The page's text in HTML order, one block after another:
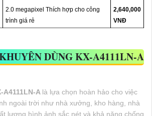
2.0 megapixel Thích hợp cho công
trình giá rẻ
2,640,000
VNĐ
DÙNGKX-A4111LN-A
A4111LN-A là lựa chọn hoàn hảo cho việc
ngoài trời như nhà xưởng, kho hàng, nhà
lượng hình ảnh sắc nét và khả năng chống